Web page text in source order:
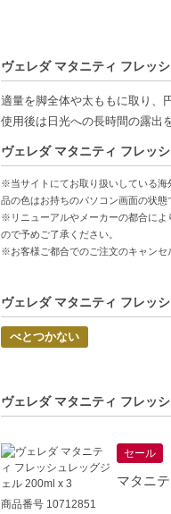
いを与えながら、健やかな肌
地よいひとときへ導きます。
【商品の特徴】
植物由来の保湿成分配合-レモン
妊娠中にも配慮された処方-マ
【こんな方へおすすめ】
立ち仕事やデスクワークで脚の
マタニティ期の脚のケアに適し
ヴェレダ マタニティ フレッ
適量を脚全体や太ももに取り、
使用後は日光への長時間の露出
ヴェレダ マタニティ フレッ
※当サイトにてお取り扱いしている海
品の色はお持ちのパソコン画面の状態
※リニューアルやメーカーの都合によ
ので予めご了承ください。
※お客様ご都合でのご注文のキャンセ
ヴェレダ マタニティ フレッ
べとつかない
ヴェレダ マタニティ フレッ
商品番号 10712851
セール
マタニ